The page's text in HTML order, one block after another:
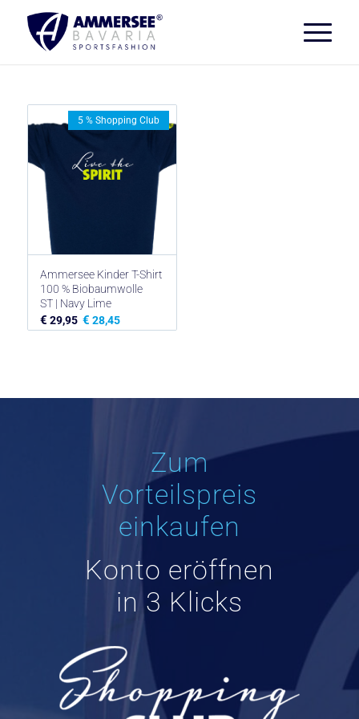
Ammersee Kinder T-Shirt
100 % Biobaumwolle
ST | Navy Lime
€ 29,95 € 28,45
5 % Shopping Club
Zum
Vorteilspreis
einkaufen
Konto eröffnen
in 3 Klicks